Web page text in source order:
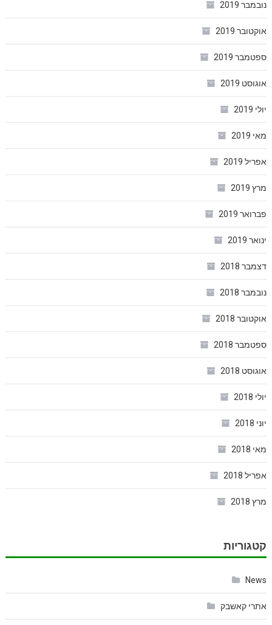
נובמבר 2019
אוקטובר 2019
ספטמבר 2019
אוגוסט 2019
יולי 2019
מאי 2019
אפריל 2019
מרץ 2019
פברואר 2019
ינואר 2019
דצמבר 2018
נובמבר 2018
אוקטובר 2018
ספטמבר 2018
אוגוסט 2018
יולי 2018
יוני 2018
מאי 2018
אפריל 2018
מרץ 2018
קטגוריות
News
אתרי קאשבק